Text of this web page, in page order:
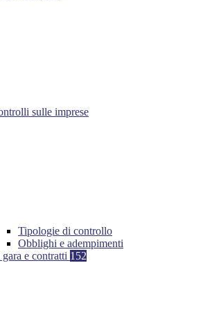
sulle imprese
Tipologie di controllo
Obblighi e adempimenti
e contratti 152